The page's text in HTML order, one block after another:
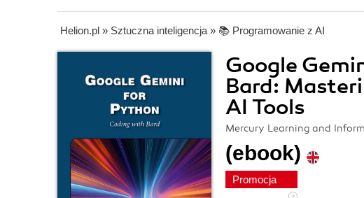
Helion.pl » Sztuczna inteligencja » 📚 Programowanie z AI
Google
Bard:
AI Tools
Mercury Learning and
(ebook)
Promocja